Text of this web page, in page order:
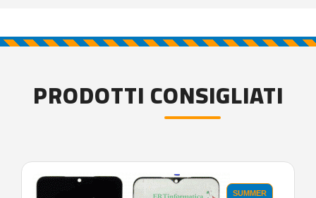
PRODOTTI CONSIGLIATI
SUMMER